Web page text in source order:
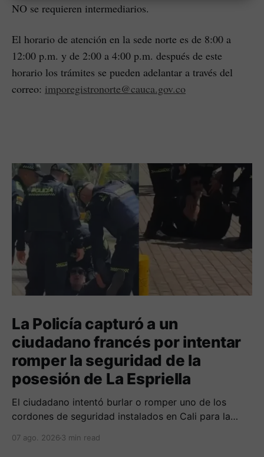
NO se requieren intermediarios.
El horario de atención en la sede norte es de 8:00 a
12:00 p.m. y de 2:00 a 4:00 p.m. después de este
horario los trámites se pueden adelantar a través del
correo: imporegistronorte@cauca.gov.co
La Policía capturó a un
ciudadano francés por intentar
romper la seguridad de la
posesión de La Espriella
El ciudadano intentó burlar o romper uno de los
cordones de seguridad instalados en Cali para la
Espriella.
07 ago. 2026 3 min read